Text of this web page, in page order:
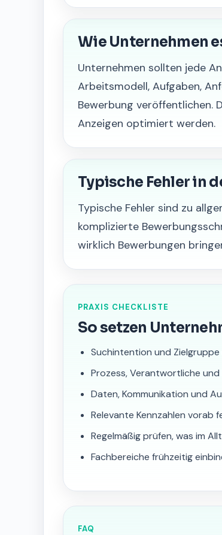
Wie Unternehmen
Unternehmen sollten jede
Arbeitsmodell, Aufgaben,
Bewerbung veröffentlichen.
Anzeigen optimiert werden.
Typische Fehler in
Typische Fehler sind zu
komplizierte
wirklich Bewerbungen
PRAXIS CHECKLISTE
So setzen
Suchintention und
Prozess, Verantwortliche
Daten, Kommunikation und
Relevante Kennzahlen vorab
Regelmäßig prüfen, was im
Fachbereiche frühzeitig
FAQ